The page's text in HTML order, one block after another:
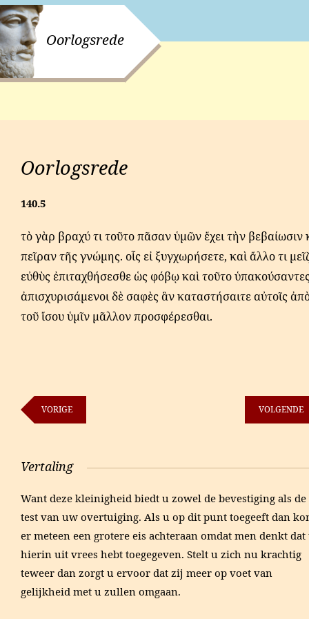
Oorlogsrede
Oorlogsrede
140.5
τὸ γὰρ βραχύ τι τοῦτο πᾶσαν ὑμῶν ἔχει τὴν βεβαίωσιν
πεῖραν τῆς γνώμης. οἷς εἰ ξυγχωρήσετε, καὶ ἄλλο τι
εὐθὺς ἐπιταχθήσεσθε ὡς φόβῳ καὶ τοῦτο
ἀπισχυρισάμενοι δὲ σαφὲς ἂν καταστήσαιτε αὐτοῖς
τοῦ ἴσου ὑμῖν μᾶλλον προσφέρεσθαι.
VORIGE VOLGENDE
Vertaling
Want deze kleinigheid biedt u zowel de bevestiging als de
test van uw overtuiging. Als u op dit punt toegeeft dan
er meteen een grotere eis achteraan omdat men denkt dat
hierin uit vrees hebt toegegeven. Stelt u zich nu krachtig
teweer dan zorgt u ervoor dat zij meer op voet van
gelijkheid met u zullen omgaan.